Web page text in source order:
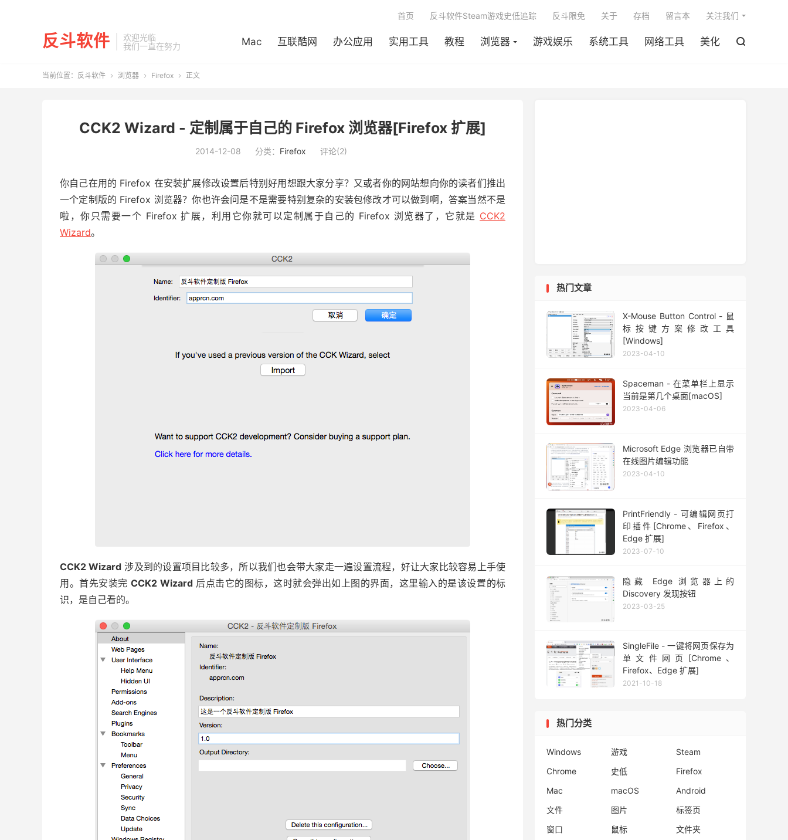
反斗软件
欢迎光临
我们一直在努力
Mac 互联酷网 办公应用 实用工具 教程 浏览器 游戏娱乐 系统工具 网络工具 美化 
首页 反斗软件Steam游戏史低追踪 反斗限免 关于 存档 留言本 关注我们
当前位置： 反斗软件  浏览器  Firefox  正文
CCK2 Wizard - 定制属于自己的 Firefox 浏览器[Firefox 扩展]
2014-12-08 分类： Firefox 评论(2)
你自己在用的 Firefox 在安装扩展修改设置后特别好用想跟大家分享？又或者你的网站想向你的读者们推出
一个定制版的 Firefox 浏览器？你也许会问是不是需要特别复杂的安装包修改才可以做到啊，答案当然不是
啦，你只需要一个 Firefox 扩展，利用它你就可以定制属于自己的 Firefox 浏览器了，它就是 CCK2
Wizard。
CCK2 Wizard 涉及到的设置项目比较多，所以我们也会带大家走一遍设置流程，好让大家比较容易上手使
用。首先安装完CCK2 Wizard后点击它的图标，这时就会弹出如上图的界面，这里输入的是该设置的标
识，是自己看的。
热门文章
X-Mouse Button Control - 鼠
标按键方案修改工具
[Windows]
2023-04-10
Spaceman - 在菜单栏上显示
当前是第几个桌面[macOS]
2023-04-06
Microsoft Edge 浏览器已自带
在线图片编辑功能
2023-04-10
PrintFriendly - 可编辑网页打
印插件[Chrome、Firefox、
Edge 扩展]
2023-07-10
隐藏 Edge 浏览器上的
Discovery 发现按钮
2023-03-25
SingleFile - 一键将网页保存为
单文件网页[Chrome、
Firefox、Edge 扩展]
2021-10-18
热门分类
Windows 游戏
Steam
Chrome
史低
Firefox
Mac
macOS
Android
文件
图片
标签页
窗口
鼠标
文件夹